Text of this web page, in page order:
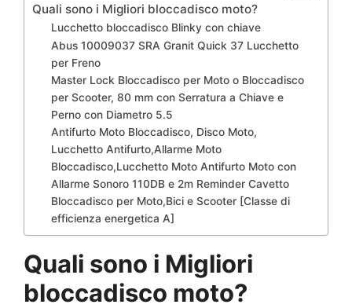
Quali sono i Migliori bloccadisco moto?
Lucchetto bloccadisco Blinky con chiave
Abus 10009037 SRA Granit Quick 37 Lucchetto
per Freno
Master Lock Bloccadisco per Moto o Bloccadisco
per Scooter, 80 mm con Serratura a Chiave e
Perno con Diametro 5.5
Antifurto Moto Bloccadisco, Disco Moto,
Lucchetto Antifurto,Allarme Moto
Bloccadisco,Lucchetto Moto Antifurto Moto con
Allarme Sonoro 110DB e 2m Reminder Cavetto
Bloccadisco per Moto,Bici e Scooter [Classe di
efficienza energetica A]
Quali sono i Migliori
bloccadisco moto?